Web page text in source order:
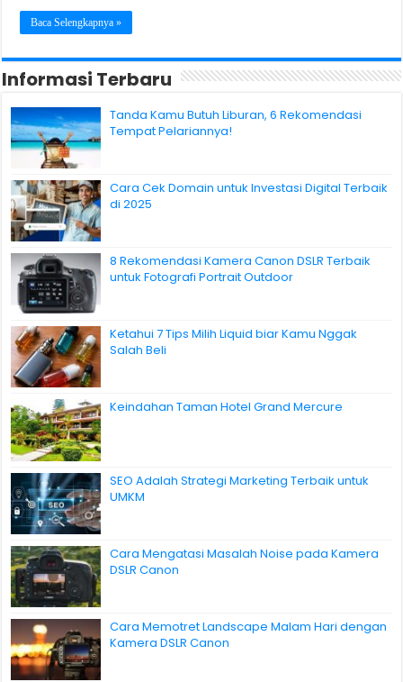
Baca Selengkapnya »
Informasi Terbaru
Tanda Kamu Butuh Liburan, 6 Rekomendasi
Tempat Pelariannya!
Cara Cek Domain untuk Investasi Digital Terbaik
di 2025
8 Rekomendasi Kamera Canon DSLR Terbaik
untuk Fotografi Portrait Outdoor
Ketahui 7 Tips Milih Liquid biar Kamu Nggak
Salah Beli
Keindahan Taman Hotel Grand Mercure
SEO Adalah Strategi Marketing Terbaik untuk
UMKM
Cara Mengatasi Masalah Noise pada Kamera
DSLR Canon
Cara Memotret Landscape Malam Hari dengan
Kamera DSLR Canon